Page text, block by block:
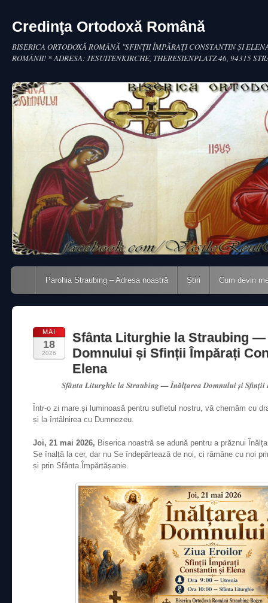
Credinţa Ortodoxă Română
BISERICA ORTODOXĂ ROMÂNĂ "SFINŢII ÎMPĂRAŢI CONSTANTIN ŞI
ROMÂNII! * ADRESA: JESUITENKIRCHE, THERESIENPLATZ 46, 94315
Main menu
Skip to content
Parohia Straubing – Adresa noastră Ştiri Cum devin
MAI
18
2026
Sfânta Liturghie la Straubing —
Domnului și Sfinții Împărați
Elena
Sfânta Liturghie la Straubing — Înălțarea Domnului și Sfinții
Într-o zi mare și luminoasă pentru sufletul nostru, vă chemăm cu
și la întâlnirea cu Dumnezeu.
Joi, 21 mai 2026, Biserica noastră se adună pentru a prăznui
Se înalță la cer, dar nu Se îndepărtează de noi, ci rămâne cu noi
și prin Sfânta Împărtășanie.